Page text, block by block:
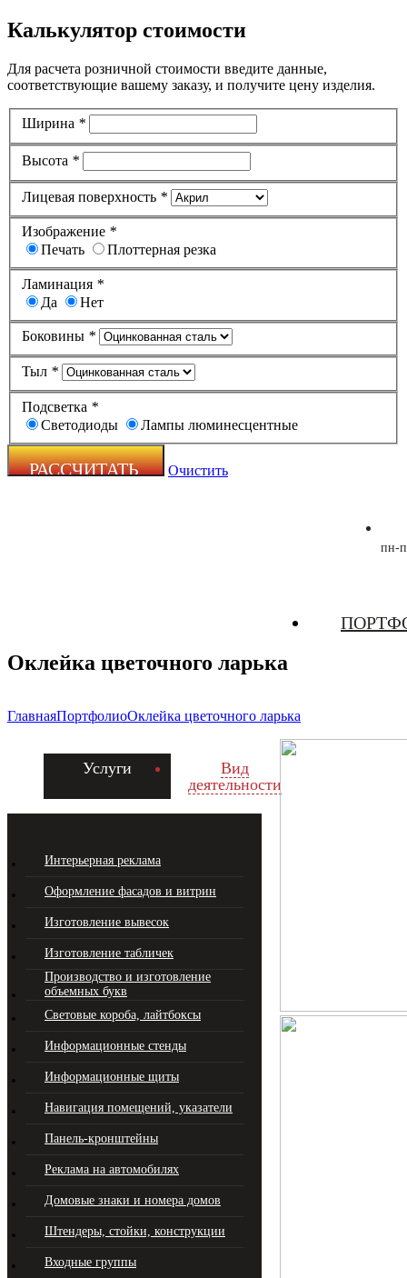
Калькулятор стоимости
Для расчета розничной стоимости введите данные,
соответствующие вашему заказу, и получите цену изделия.
Ширина *
Высота *
Лицевая поверхность *
Изображение *
Печать
Плоттерная резка
Ламинация *
Да
Нет
Боковины *
Тыл *
Подсветка *
Светодиоды
Лампы люминесцентные
Очистить
пн-
Оклейка цветочного ларька
ГлавнаяПортфолиоОклейка цветочного ларька
Услуги
Вид
деятельности
Интерьерная реклама
Оформление фасадов и витрин
Изготовление вывесок
Изготовление табличек
Производство и изготовление
объемных букв
Световые короба, лайтбоксы
Информационные стенды
Информационные щиты
Навигация помещений, указатели
Панель-кронштейны
Реклама на автомобилях
Домовые знаки и номера домов
Штендеры, стойки, конструкции
Входные группы